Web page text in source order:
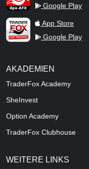
Google Play
TraderFox Live Trading
App Store
Google Play
AKADEMIEN
TraderFox Academy
SheInvest
Option Academy
TraderFox Clubhouse
WEITERE LINKS